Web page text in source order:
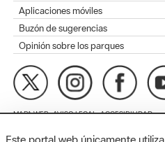
Aplicaciones móviles
Buzón de sugerencias
Opinión sobre los parques
MAPA WEB AVISO LEGAL ACCESIBILIDAD
Este portal web únicamente